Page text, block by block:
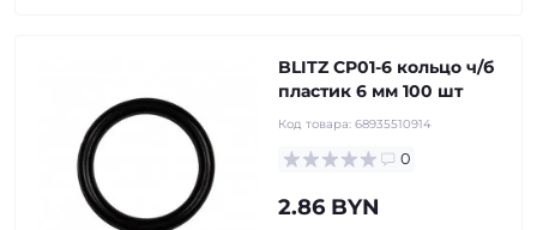
BLITZ CP01-6 кольцо ч/б
пластик 6 мм 100 шт
Код товара: 68935510914
0
2.86 BYN